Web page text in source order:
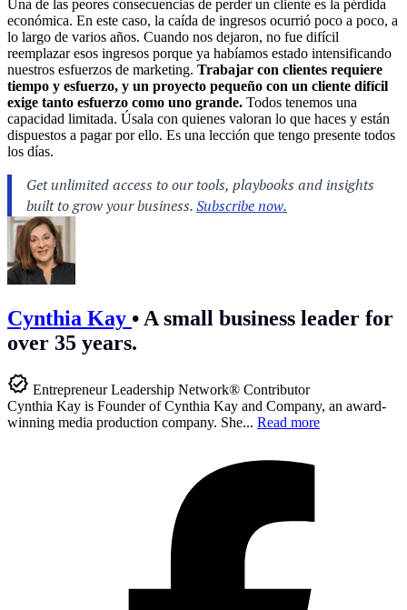
Una de las peores consecuencias de perder un cliente es la pérdida
económica. En este caso, la caída de ingresos ocurrió poco a poco, a
lo largo de varios años. Cuando nos dejaron, no fue difícil
reemplazar esos ingresos porque ya habíamos estado intensificando
nuestros esfuerzos de marketing. Trabajar con clientes requiere
tiempo y esfuerzo, y un proyecto pequeño con un cliente difícil
exige tanto esfuerzo como uno grande. Todos tenemos una
capacidad limitada. Úsala con quienes valoran lo que haces y están
dispuestos a pagar por ello. Es una lección que tengo presente todos
los días.
Cynthia Kay • A small business leader for
over 35 years.
Entrepreneur Leadership Network® Contributor
Cynthia Kay is Founder of Cynthia Kay and Company, an award-
winning media production company. She... Read more